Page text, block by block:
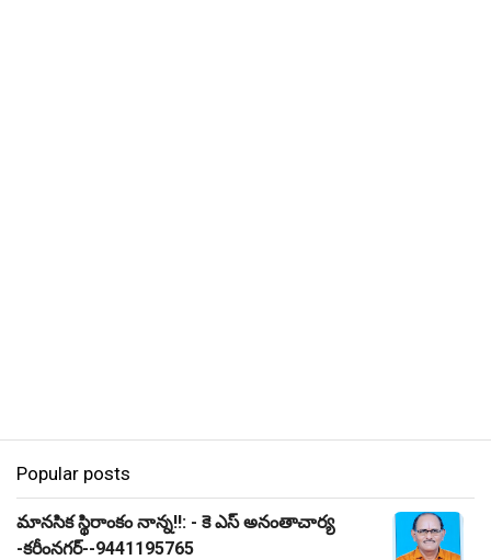
Popular posts
మానసిక స్థిరాంకం నాన్న!!: - కె ఎస్ అనంతాచార్య
-కరీంనగర్--9441195765